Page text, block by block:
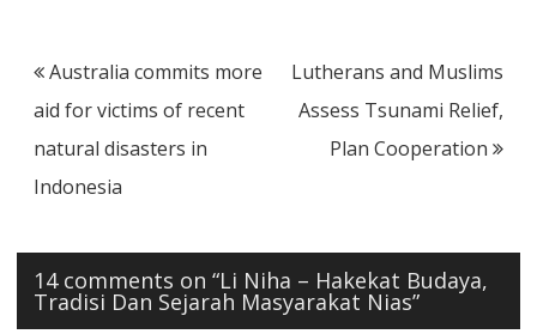
Post
navigation
Australia commits more
aid for victims of recent
natural disasters in
Indonesia
Lutherans and Muslims
Assess Tsunami Relief,
Plan Cooperation
14 comments on “Li Niha – Hakekat Budaya,
Tradisi Dan Sejarah Masyarakat Nias”